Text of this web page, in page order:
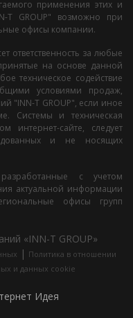
применения этих и
T GROUP" возможно при
офисы компании.
ответственность за любые
на основе данной
техническое содействие
условиями продаж,
"INN-T GROUP", если иное
Системы и техническая
сайте, следует
и не носящих
с учетом
актуальной информации
офисы групп
«INN-T GROUP»
| Политика в отношении
и данных cookie
Идея